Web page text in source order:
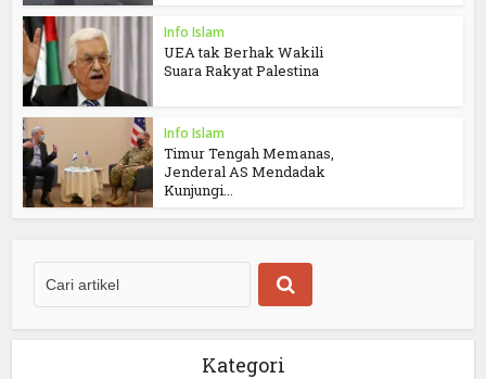
Info Islam
UEA tak Berhak Wakili
Suara Rakyat Palestina
Info Islam
Timur Tengah Memanas,
Jenderal AS Mendadak
Kunjungi...
Kategori